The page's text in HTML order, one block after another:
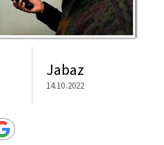
Jabaz
14.10.2022